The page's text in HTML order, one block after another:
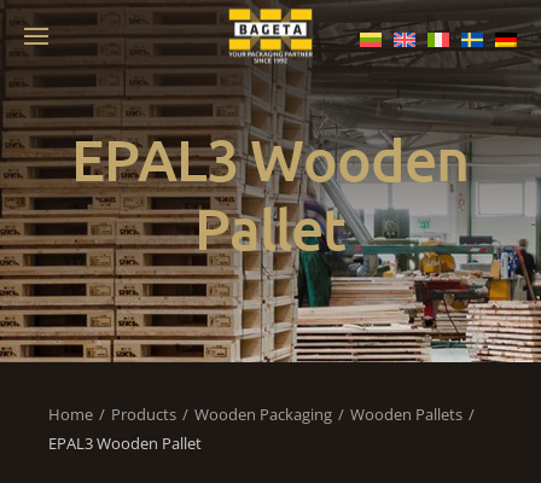
EPAL3 Wooden
Pallet
Home Products Wooden Packaging
Wooden Pallets
EPAL3 Wooden Pallet